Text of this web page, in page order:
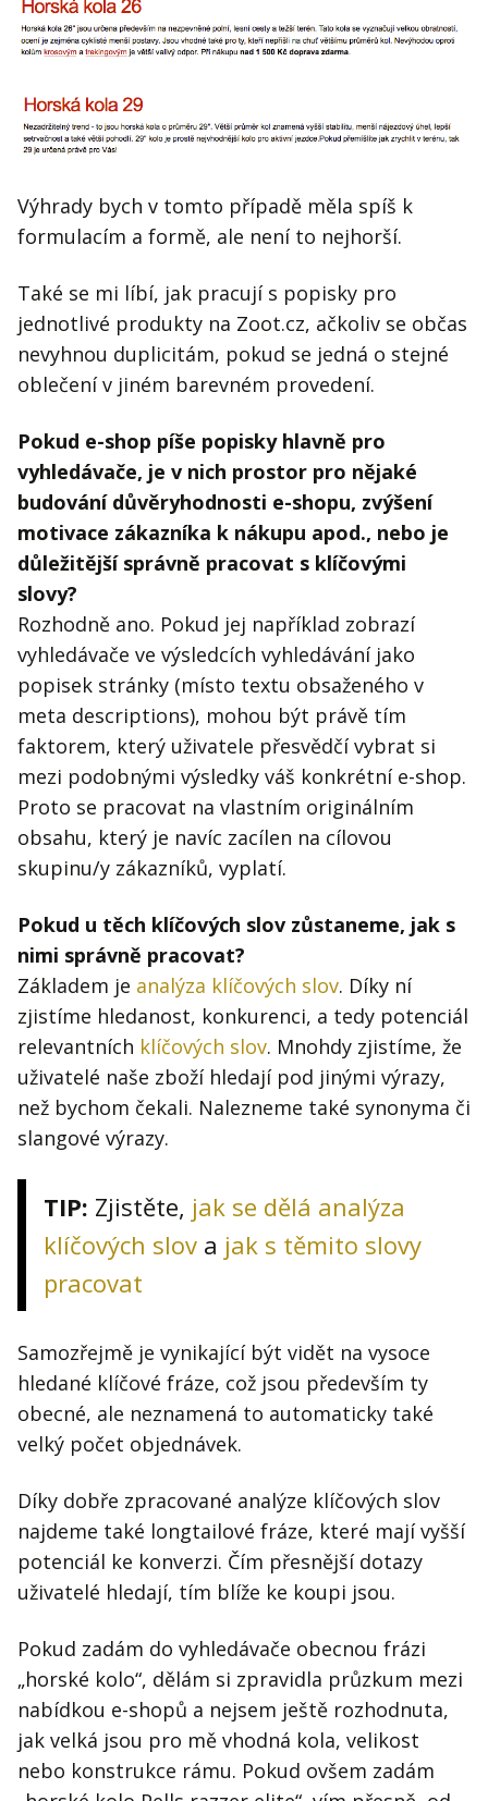
Výhrady bych v tomto případě měla spíš k
formulacím a formě, ale není to nejhorší.
Také se mi líbí, jak pracují s popisky pro
jednotlivé produkty na Zoot.cz, ačkoliv se občas
nevyhnou duplicitám, pokud se jedná o stejné
oblečení v jiném barevném provedení.
Pokud e-shop píše popisky hlavně pro
vyhledávače, je v nich prostor pro nějaké
budování důvěryhodnosti e-shopu, zvýšení
motivace zákazníka k nákupu apod., nebo je
důležitější správně pracovat s klíčovými
slovy?
Rozhodně ano. Pokud jej například zobrazí
vyhledávače ve výsledcích vyhledávání jako
popisek stránky (místo textu obsaženého v
meta descriptions), mohou být právě tím
faktorem, který uživatele přesvědčí vybrat si
mezi podobnými výsledky váš konkrétní e-shop.
Proto se pracovat na vlastním originálním
obsahu, který je navíc zacílen na cílovou
skupinu/y zákazníků, vyplatí.
Pokud u těch klíčových slov zůstaneme, jak s
nimi správně pracovat?
Základem je analýza klíčových slov. Díky ní
zjistíme hledanost, konkurenci, a tedy potenciál
relevantních klíčových slov. Mnohdy zjistíme, že
uživatelé naše zboží hledají pod jinými výrazy,
než bychom čekali. Nalezneme také synonyma či
slangové výrazy.
TIP: Zjistěte, jak se dělá analýza
klíčových slov a jak s těmito slovy
pracovat
Samozřejmě je vynikající být vidět na vysoce
hledané klíčové fráze, což jsou především ty
obecné, ale neznamená to automaticky také
velký počet objednávek.
Díky dobře zpracované analýze klíčových slov
najdeme také longtailové fráze, které mají vyšší
potenciál ke konverzi. Čím přesnější dotazy
uživatelé hledají, tím blíže ke koupi jsou.
Pokud zadám do vyhledávače obecnou frázi
„horské kolo“, dělám si zpravidla průzkum mezi
nabídkou e-shopů a nejsem ještě rozhodnuta,
jak velká jsou pro mě vhodná kola, velikost
nebo konstrukce rámu. Pokud ovšem zadám